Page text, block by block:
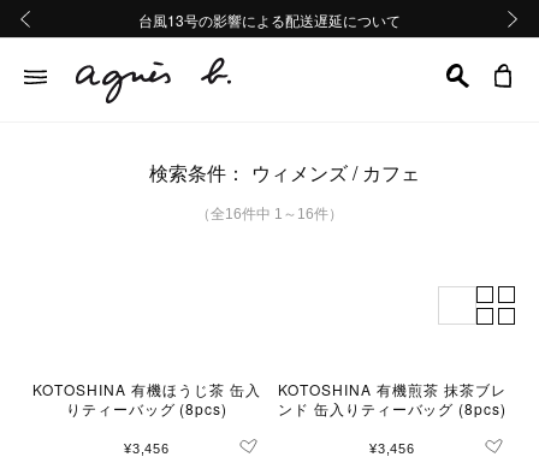
熊本地域地震の影響による配送遅延について
Summer Sale 2buy10%OFF!!
台風13号の影響による配送遅延について
熊本地域地震の影響による配送遅延について
Summer Sale 2buy10%OFF!!
検索条件： ウィメンズ カフェ
（全16件中 1～16件）
KOTOSHINA 有機ほうじ茶 缶入
りティーバッグ (8pcs)
¥3,456
KOTOSHINA 有機煎茶 抹茶ブレ
ンド 缶入りティーバッグ (8pcs)
¥3,456